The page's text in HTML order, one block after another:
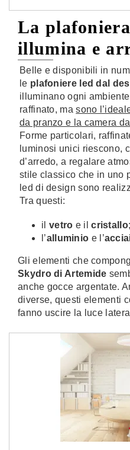
La
illumina e
Belle e disponibili in
le plafoniere led dal
illuminano ogni
raffinato, masono
da pranzo e la camera
Forme particolari,
luminosi unici riescono,
d’arredo, a regalare
stile classico che in uno
led di design sono
Tra questi:
il vetro e ilcristallo;
l’alluminio e l’
Gli elementi che
Skydro di Artemide
anche gocce argentate.
diverse, questi elementi
fanno uscire la luce